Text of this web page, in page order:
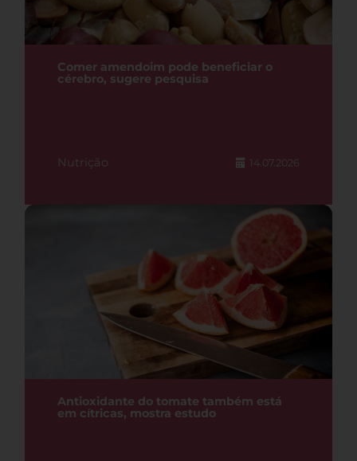
Comer amendoim pode beneficiar o
cérebro, sugere pesquisa
Nutrição 14.07.2026
Antioxidante do tomate também está
em cítricas, mostra estudo